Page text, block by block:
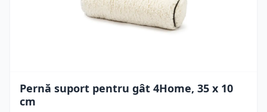
Pernă suport pentru gât 4Home, 35 x 10
cm